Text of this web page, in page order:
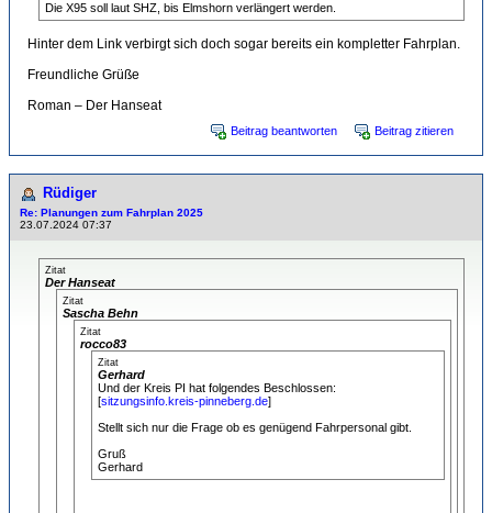
Die X95 soll laut SHZ, bis Elmshorn verlängert werden.
Hinter dem Link verbirgt sich doch sogar bereits ein kompletter Fahrplan.
Freundliche Grüße
Roman – Der Hanseat
Beitrag beantworten Beitrag zitieren
Rüdiger
Re: Planungen zum Fahrplan 2025
23.07.2024 07:37
Zitat
Der Hanseat
Zitat
Sascha Behn
Zitat
rocco83
Zitat
Gerhard
Und der Kreis PI hat folgendes Beschlossen:
[sitzungsinfo.kreis-pinneberg.de]
Stellt sich nur die Frage ob es genügend Fahrpersonal gibt.
Gruß
Gerhard